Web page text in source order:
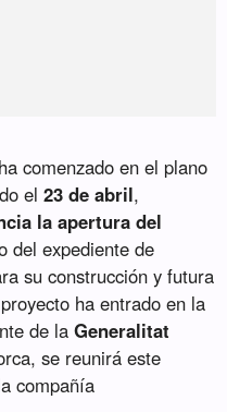
comenzado en el plano
el23 de abril,
la apertura del
del expediente de
su construcción y futura
ha entrado en la
de laGeneralitat
se reunirá este
compañía